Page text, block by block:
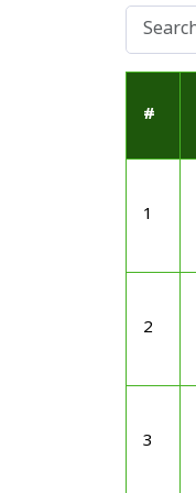
#
1
2
3